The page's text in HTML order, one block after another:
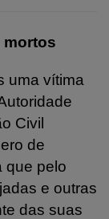
mortos
uma vítima
Civil
de
que pelo
e outras
das suas